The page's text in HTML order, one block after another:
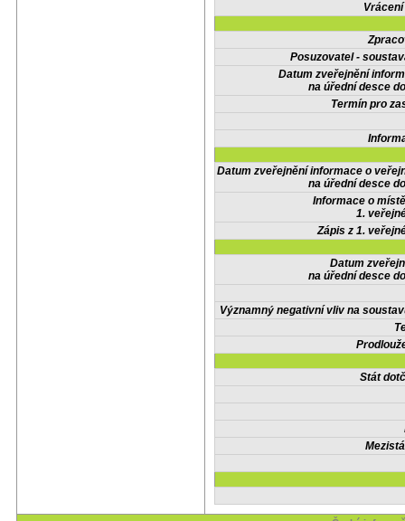
Posuzovatel -
Datum zveřejnění
na úřední desce
Termín pro
Datum zveřejnění informace o
na úřední desce
Informace o
1.
Zápis z 1.
Datum
na úřední desce
Významný negativní vliv na
Stát